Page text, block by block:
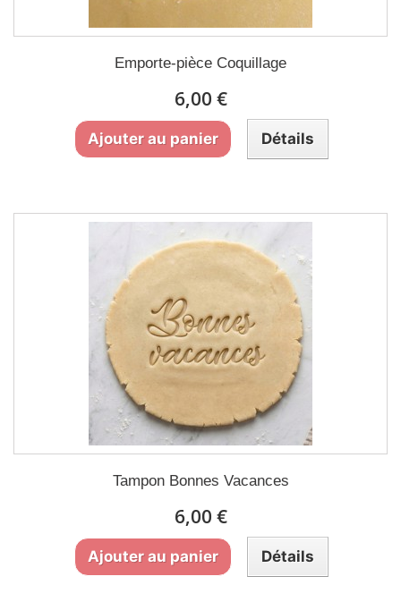
Emporte-pièce Coquillage
6,00 €
Ajouter au panier Détails
Tampon Bonnes Vacances
6,00 €
Ajouter au panier Détails